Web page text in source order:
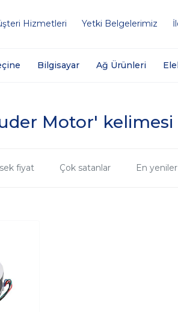
Hizmetleri Yetki Belgelerimiz
Bilgisayar Ağ Ürünleri
Motor'
fiyat Çok satanlar En yeniler